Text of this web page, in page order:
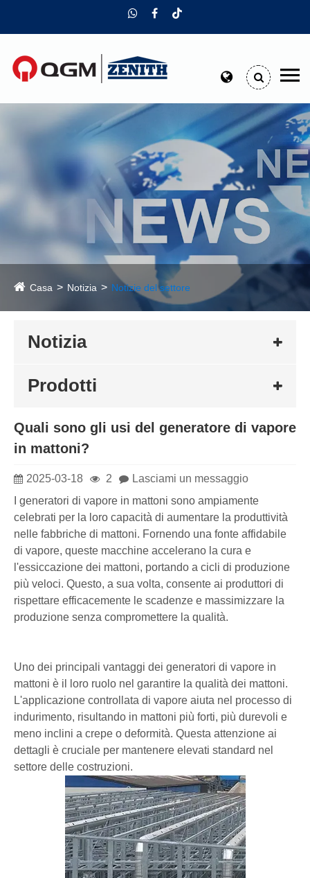
Casa Notizia Notizie del settore
Notizia
Prodotti
Quali sono gli usi del generatore di vapore
in mattoni?
2025-03-18 2
Lasciami un messaggio
I generatori di vapore in mattoni sono ampiamente
celebrati per la loro capacità di aumentare la produttività
nelle fabbriche di mattoni. Fornendo una fonte affidabile
di vapore, queste macchine accelerano la cura e
l'essiccazione dei mattoni, portando a cicli di produzione
più veloci. Questo, a sua volta, consente ai produttori di
rispettare efficacemente le scadenze e massimizzare la
produzione senza compromettere la qualità.
Uno dei principali vantaggi dei generatori di vapore in
mattoni è il loro ruolo nel garantire la qualità dei mattoni.
L'applicazione controllata di vapore aiuta nel processo di
indurimento, risultando in mattoni più forti, più durevoli e
meno inclini a crepe o deformità. Questa attenzione ai
dettagli è cruciale per mantenere elevati standard nel
settore delle costruzioni.